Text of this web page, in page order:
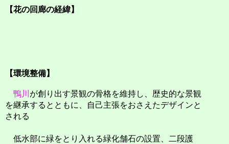
【花の回廊の経緯】
【環境整備】
鴨川 が創り出す景観の骨格を維持し、歴史的な景観
を継承するとともに、自己主張をおさえたデザインと
される
低水部に緑をとり入れる緑化舗石の設置、二段護